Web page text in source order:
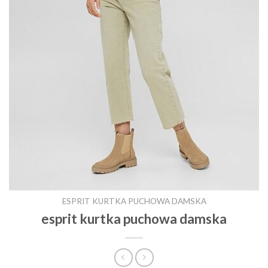
ESPRIT KURTKA PUCHOWA DAMSKA
esprit kurtka puchowa damska